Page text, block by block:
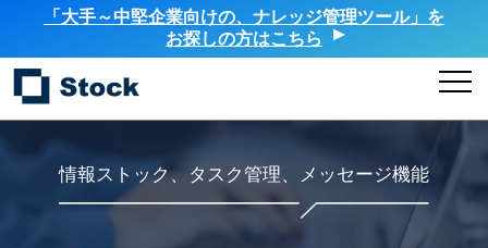
「大手～中堅企業向けの、ナレッジ管理ツール」を
お探しの方はこちら
情報ストック、タスク管理、メッセージ機能